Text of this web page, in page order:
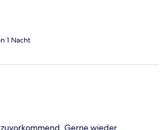
1 Nacht
Gerne wieder.